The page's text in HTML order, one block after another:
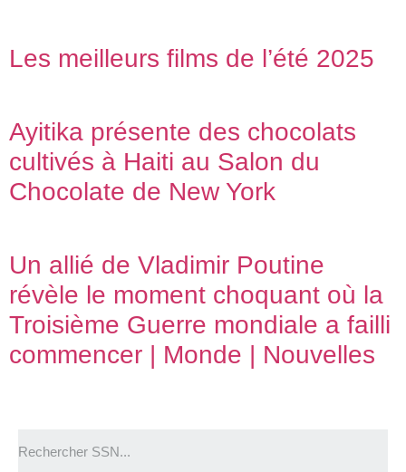
Les meilleurs films de l’été 2025
Ayitika présente des chocolats
cultivés à Haiti au Salon du
Chocolate de New York
Un allié de Vladimir Poutine
révèle le moment choquant où la
Troisième Guerre mondiale a failli
commencer | Monde | Nouvelles